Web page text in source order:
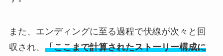
また、エンディングに至る過程で伏線が次々と回
収され、 「ここまで計算されたストーリー構成に